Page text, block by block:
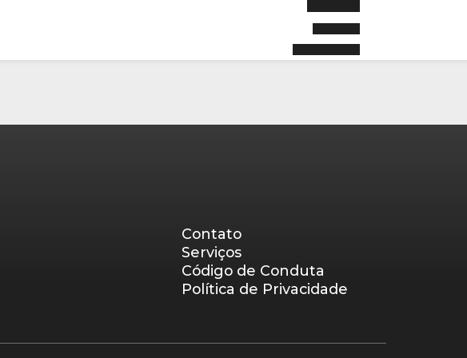
Contato
Serviços
Código de Conduta
Política de Privacidade